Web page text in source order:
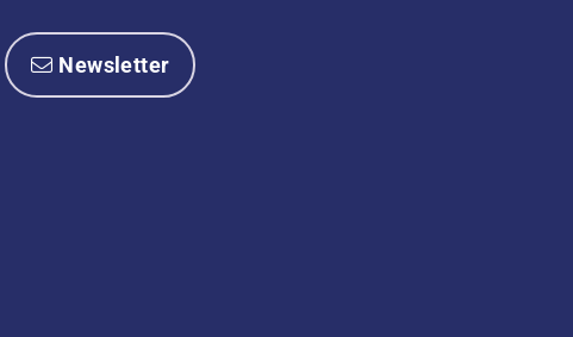
Newsletter